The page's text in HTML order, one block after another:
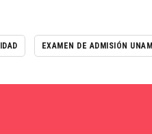
EXAMEN DE ADMISIÓN UNAM